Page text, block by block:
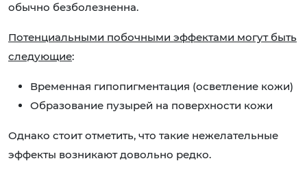
обычно безболезненна.
Потенциальными побочными эффектами могут быть
следующие:
Временная гипопигментация (осветление кожи)
Образование пузырей на поверхности кожи
Однако стоит отметить, что такие нежелательные
эффекты возникают довольно редко.